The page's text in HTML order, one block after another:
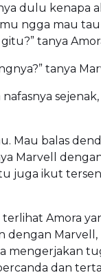
dulu kenapa
ngga mau
tanya
tanya
Mau balas
Marvell
juga ikut
terlihat Amora
dengan
mengerjakan
dan